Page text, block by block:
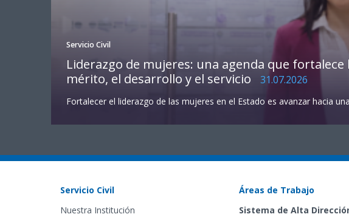
Servicio Civil
Liderazgo de mujeres: una agenda que
mérito, el desarrollo y el servicio
31.07.2026
Fortalecer el liderazgo de las mujeres en el Estado es avanzar hacia
Servicio Civil
Nuestra Institución
Áreas de Trabajo
Sistema de Alta